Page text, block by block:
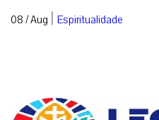
08 / Aug | Espiritualidade